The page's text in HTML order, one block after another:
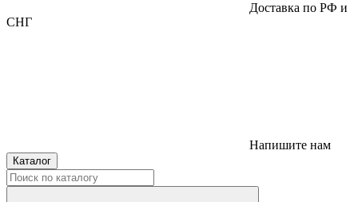
Доставка по РФ и
СНГ
Напишите нам
Каталог